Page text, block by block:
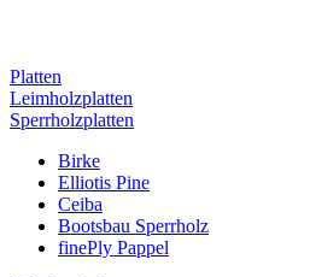
Platten
Leimholzplatten
Sperrholzplatten
Birke
Elliotis Pine
Ceiba
Bootsbau Sperrholz
finePly Pappel